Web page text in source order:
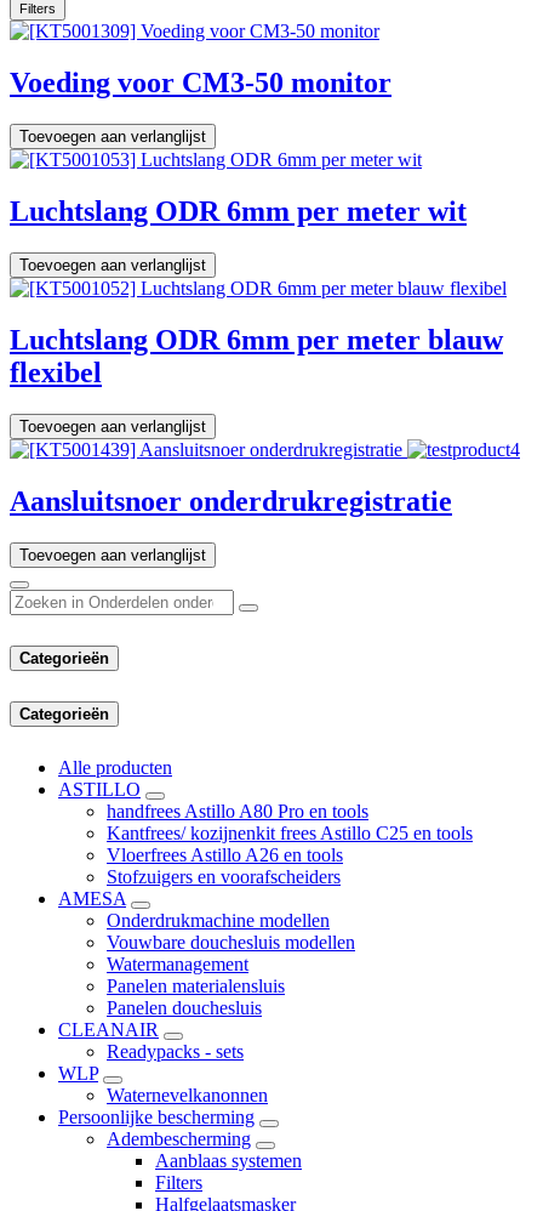
Filters
Voeding voor CM3-50 monitor
Toevoegen aan verlanglijst
Luchtslang ODR 6mm per meter wit
Toevoegen aan verlanglijst
Luchtslang ODR 6mm per meter blauw
flexibel
Toevoegen aan verlanglijst
Aansluitsnoer onderdrukregistratie
Toevoegen aan verlanglijst
Categorieën
Categorieën
Alle producten
ASTILLO
handfrees Astillo A80 Pro en tools
Kantfrees/ kozijnenkit frees Astillo C25 en tools
Vloerfrees Astillo A26 en tools
Stofzuigers en voorafscheiders
AMESA
Onderdrukmachine modellen
Vouwbare douchesluis modellen
Watermanagement
Panelen materialensluis
Panelen douchesluis
CLEANAIR
Readypacks - sets
WLP
Waternevelkanonnen
Persoonlijke bescherming
Adembescherming
Aanblaas systemen
Filters
Halfgelaatsmasker